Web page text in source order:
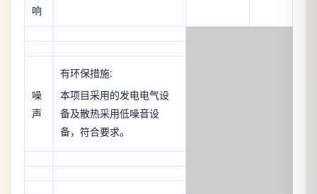
响
噪
声
有环保措施:
本项目采用的发电电气设
备及散热采用低噪音设
备，符合要求。